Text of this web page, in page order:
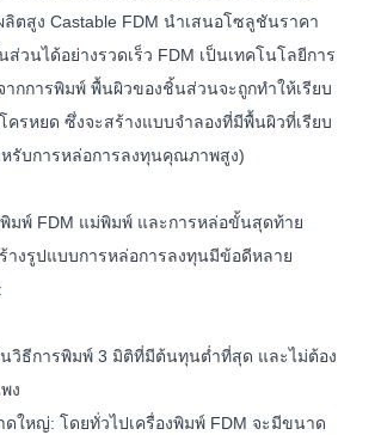
ตสูง Castable FDM นำเสนอโซลูชันราคา
วนได้อย่างรวดเร็ว FDM เป็นเทคโนโลยีการ
กการพิมพ์ พื้นผิวของชิ้นส่วนจะถูกทำให้เรียบ
ครหยด ซึ่งจะสร้างแบบจำลองที่มีพื้นผิวที่เรียบ
รับการหล่อการลงทุนคุณภาพสูง)
มพ์ FDM แม่พิมพ์ และการหล่อขั้นสุดท้าย
างรูปแบบการหล่อการลงทุนมีข้อดีหลาย
วิธีการพิมพ์ 3 มิติที่มีต้นทุนต่ำที่สุด และไม่ต้อง
ง
ใหญ่: โดยทั่วไปเครื่องพิมพ์ FDM จะมีขนาด